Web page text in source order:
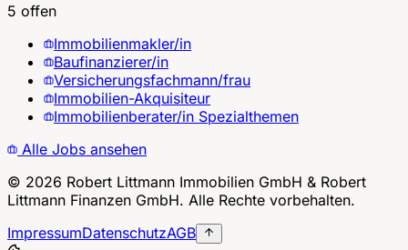
5 offen
Immobilienmakler/in
Baufinanzierer/in
Versicherungsfachmann/frau
Immobilien-Akquisiteur
Immobilienberater/in Spezialthemen
Alle Jobs ansehen
© 2026 Robert Littmann Immobilien GmbH & Robert
Littmann Finanzen GmbH. Alle Rechte vorbehalten.
ImpressumDatenschutzAGB